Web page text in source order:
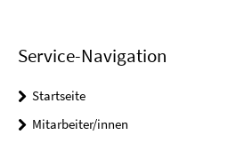
Service-Navigation
Startseite
Mitarbeiter/innen